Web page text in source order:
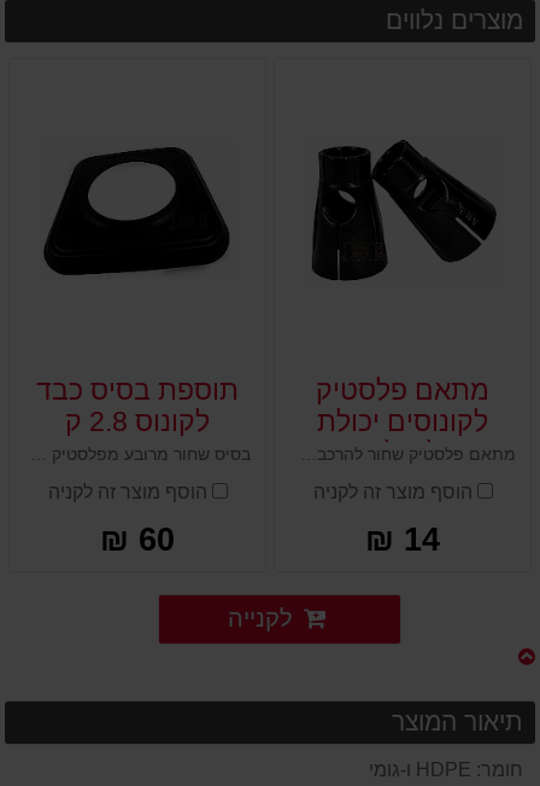
מוצרים נלווים
מתאם פלסטיק
לקונוסים יכולת
חיבור לשילוט ונצנץ
סולארי
מתאם פלסטיק שחור להרכבה על חלקו העליון של הקונוס נועד להתקנת תוספים על העמוד כמו סמנים, נצנץ סולארי או שילוט בהתאמה אישית
הוסף מוצר זה לקניה
14 ₪
תוספת בסיס כבד
לקונוס 2.8 ק
בסיס שחור מרובע מפלסטיק דחוס וכבד שנועד להעניק לקונוס משקל נוסף וכך לגרום לו להיות יציב יותר ועמיד בפני תזוזות ורוחות.
הוסף מוצר זה לקניה
60 ₪
לקנייה
תיאור המוצר
חומר: HDPE ו-גומי